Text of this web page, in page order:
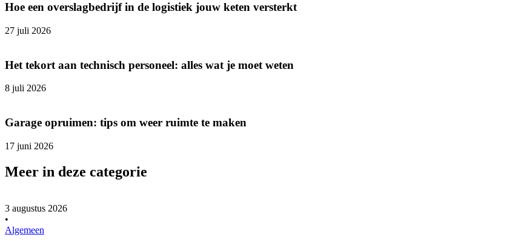
Hoe een overslagbedrijf in de logistiek jouw keten versterkt
27 juli 2026
Het tekort aan technisch personeel: alles wat je moet weten
8 juli 2026
Garage opruimen: tips om weer ruimte te maken
17 juni 2026
Meer in deze categorie
3 augustus 2026
•
Algemeen